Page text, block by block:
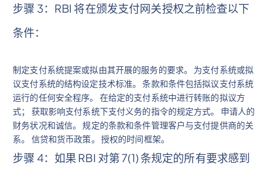
步骤 3：RBI 将在颁发支付网关授权之前检查以下
条件：
制定支付系统提案或拟由其开展的服务的要求。 为支付系统或拟
议支付系统的结构设定技术标准。 条款和条件包括拟议支付系统
运行的任何安全程序。 在给定的支付系统中进行转账的拟议方
式； 获取影响支付系统下支付义务的指令的规定方式。 申请人的
财务状况和诚信。 规定的条款和条件管理客户与支付提供商的关
系。 信贷和货币政策。 授权的时间框架。
步骤 4：如果 RBI 对第 7(1) 条规定的所有要求感到